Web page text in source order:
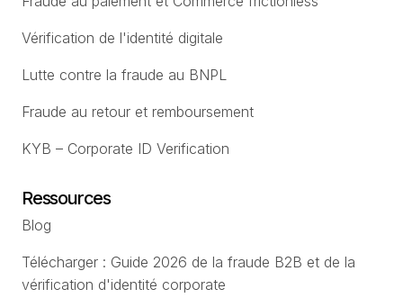
Vérification de l'identité digitale
Lutte contre la fraude au BNPL
Fraude au retour et remboursement
KYB – Corporate ID Verification
Ressources
Blog
Télécharger : Guide 2026 de la fraude B2B et de la
vérification d'identité corporate